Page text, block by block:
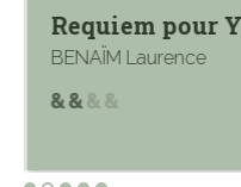
Requiem pour
BENAÏM Laurence